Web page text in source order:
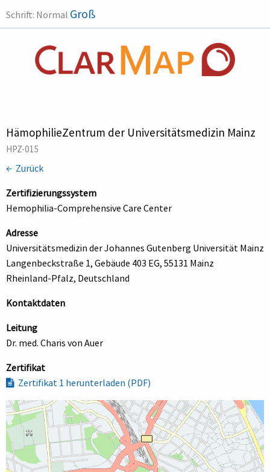
Schrift: Normal Groß
HämophilieZentrum der Universitätsmedizin Mainz
HPZ-015
← Zurück
Zertifizierungssystem
Hemophilia-Comprehensive Care Center
Adresse
Universitätsmedizin der Johannes Gutenberg Universität Mainz
Langenbeckstraße 1, Gebäude 403 EG, 55131 Mainz
Rheinland-Pfalz, Deutschland
Kontaktdaten
Leitung
Dr. med. Charis von Auer
Zertifikat
Zertifikat 1 herunterladen (PDF)